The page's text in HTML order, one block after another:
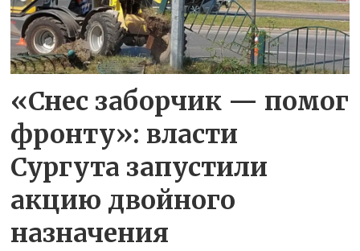
«Снес заборчик — помог
фронту»: власти
Сургута запустили
акцию двойного
назначения